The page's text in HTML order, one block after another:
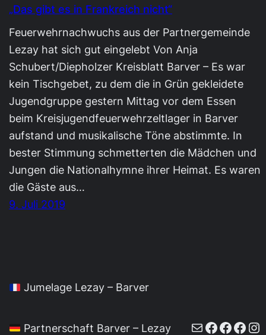
„Das gibt es in Frankreich nicht“
Feuerwehrnachwuchs aus der Partnergemeinde
Lezay hat sich gut eingelebt Von Anja
Schubert/Diepholzer Kreisblatt Barver – Es war
kein Tischgebet, zu dem die in Grün gekleidete
Jugendgruppe gestern Mittag vor dem Essen
beim Kreisjugendfeuerwehrzeltlager in Barver
aufstand und musikalische Töne abstimmte. In
bester Stimmung schmetterten die Mädchen und
Jungen die Nationalhymne ihrer Heimat. Es waren
die Gäste aus…
9. Juli 2019
Jumelage Lezay – Barver
Partnerschaft Barver – Lezay E-Mail